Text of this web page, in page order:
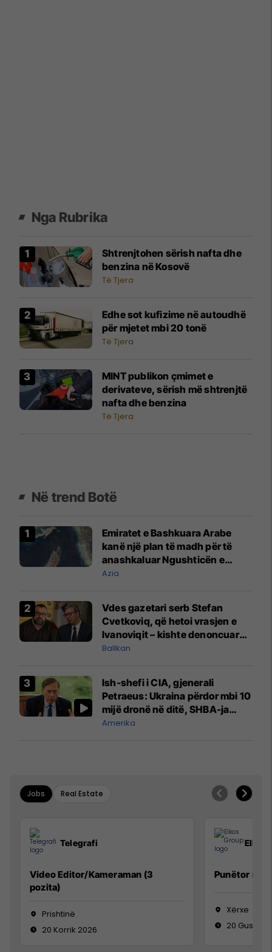
Nga Rubrika
Shtrenjtohen sërish nafta dhe
benzina në Kosovë
Të Tjera
Edhe sot kufizime në autoudhë
për mjetet mbi 20 tonë
Të Tjera
MINT publikon çmimet e
derivateve, sërish më shtrenjtë
nafta dhe benzina
Të Tjera
Në trend Botë
Emiratet e Bashkuara Arabe
kanë një plan të madh për të
anashkaluar Ngushticën e
Hormuzit
Azia
Vdes gazetari serb Stefan
Cvetkoviq, që hetoi vrasjen e
Ivanoviqit – kishte denoncuar
kërcënime ndaj vëllezërve
Ballkan
Ish-shefi i CIA, gjenerali
Petraeus: Ukraina përdor mbi 10
mijë dronë në ditë, SHBA-ja
mbetet shumë prapa në
Amerika
Jobs Real Estate
Telegrafi
Video Editor/Kameraman (3
pozita)
Prishtinë
20 Korrik 2026
Elkos
Punëtor në
Xërxe
20 Gusht